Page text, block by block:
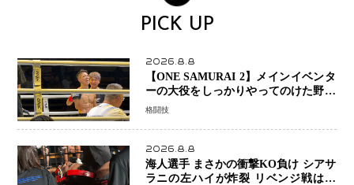
PICK UP
2026.8.8
【ONE SAMURAI 2】メインイベンタ
ーの大役をしっかりやってのけた野杁
正明が衝撃のリベンジ！ リウ・メン
ーで完全決着
格闘技
2026.8.8
海人選手 まさかの衝撃KO負け シアサ
ラニの左ハイが炸裂 リベンジ戦は一